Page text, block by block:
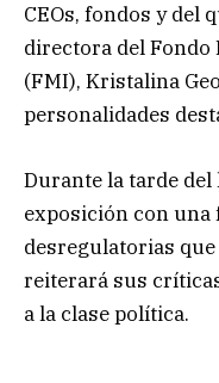
CEOs, fondos y del
directora del
(FMI), Kristalina
personalidades
Durante la tarde
exposición con una
desregulatorias
reiterará sus
a la clase política.